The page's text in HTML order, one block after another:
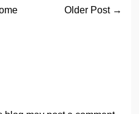
Older Post →